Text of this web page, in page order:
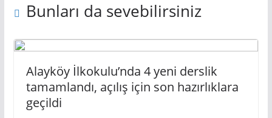
Bunları da sevebilirsiniz
Alayköy İlkokulu’nda 4 yeni derslik
tamamlandı, açılış için son hazırlıklara
geçildi